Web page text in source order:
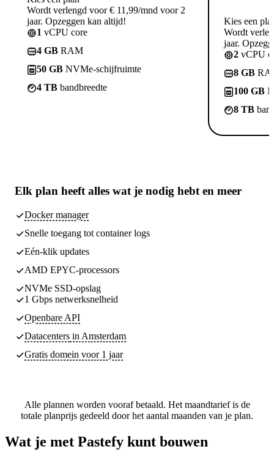
Wordt verlengd voor € 11,99/mnd voor 2
jaar. Opzeggen kan altijd!
1 vCPU core
4 GB RAM
50 GB NVMe-schijfruimte
4 TB bandbreedte
Kies een
Wordt
jaar.
2 vCPU
8 GB
100 GB
8 TB
Elk plan heeft alles wat je nodig hebt en meer
Docker manager
Snelle toegang tot container logs
Eén-klik updates
AMD EPYC-processors
NVMe SSD-opslag
1 Gbps netwerksnelheid
Openbare API
Datacenters in Amsterdam
Gratis domein voor 1 jaar
Alle plannen worden vooraf betaald. Het maandtarief is de
totale planprijs gedeeld door het aantal maanden van je plan.
Wat je met Pastefy kunt bouwen